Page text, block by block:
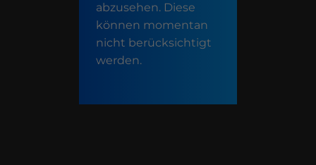
abzusehen. Diese
können momentan
nicht berücksichtigt
werden.